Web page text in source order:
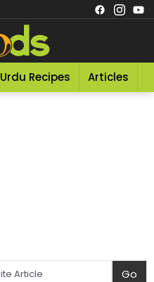
Urdu Recipes Articles